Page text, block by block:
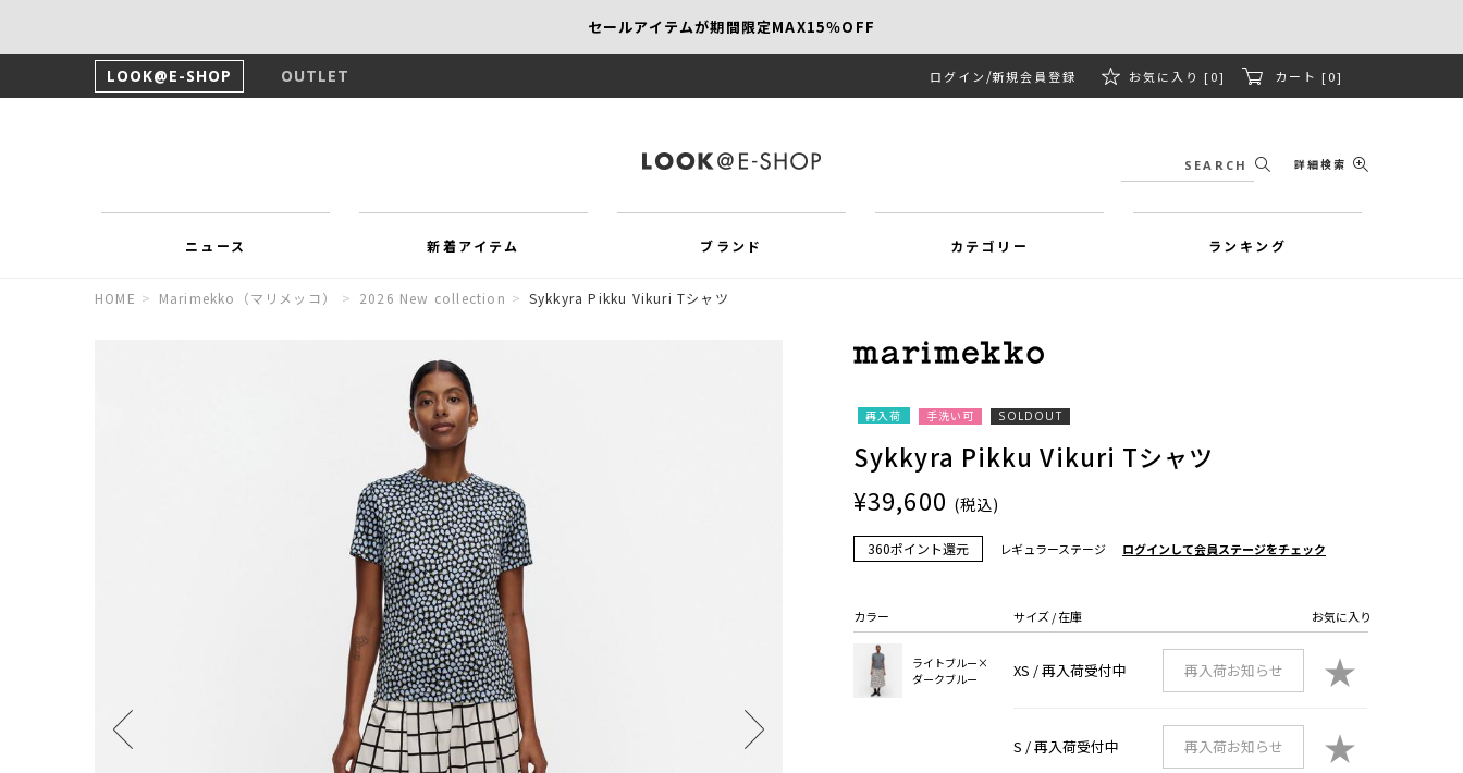
セールアイテムが期間限定MAX15％OFF
LOOK@E-SHOP OUTLET ログイン 新規会員登録 お気に入り [0] カート [0]
詳細検索
ニュース 新着アイテム ブランド カテゴリー ランキング
HOME > Marimekko（マリメッコ） > 2026 New collection > Sykkyra Pikku Vikuri Tシャツ
再入荷 手洗い可 SOLDOUT
Sykkyra Pikku Vikuri Tシャツ
¥39,600 (税込)
360ポイント還元 レギュラーステージ ログインして会員ステージをチェック
カラー サイズ / 在庫 お気に入り
ライトブルー×
ダークブルー
XS /再入荷受付中 再入荷お知らせ ★
S /再入荷受付中 再入荷お知らせ ★